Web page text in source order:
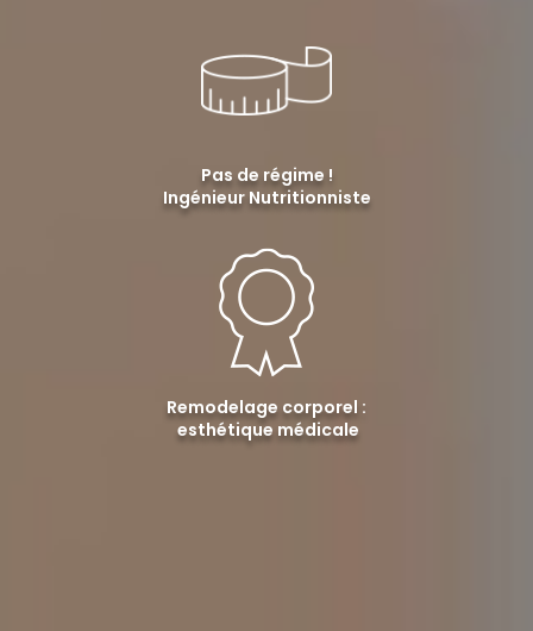
Pas de régime !
Ingénieur Nutritionniste
Remodelage corporel :
esthétique médicale